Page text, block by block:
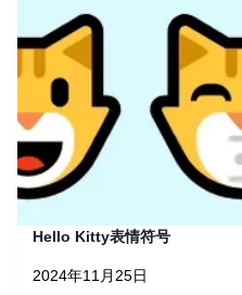
Hello Kitty表情符号
2024年11月25日